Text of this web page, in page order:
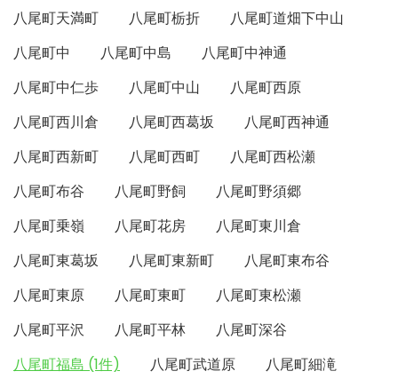
八尾町天満町
八尾町栃折
八尾町道畑下中山
八尾町中
八尾町中島
八尾町中神通
八尾町中仁歩
八尾町中山
八尾町西原
八尾町西川倉
八尾町西葛坂
八尾町西神通
八尾町西新町
八尾町西町
八尾町西松瀬
八尾町布谷
八尾町野飼
八尾町野須郷
八尾町乗嶺
八尾町花房
八尾町東川倉
八尾町東葛坂
八尾町東新町
八尾町東布谷
八尾町東原
八尾町東町
八尾町東松瀬
八尾町平沢
八尾町平林
八尾町深谷
八尾町福島 (1件)
八尾町武道原
八尾町細滝